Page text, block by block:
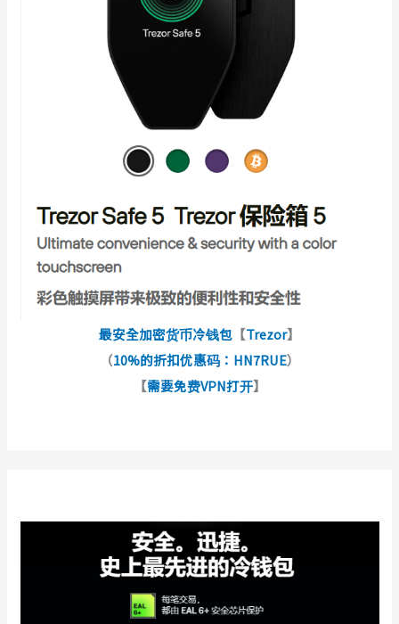
最安全加密货币冷钱包 【Trezor】
（10%的折扣优惠码：HN7RUE）
【需要免费VPN打开】